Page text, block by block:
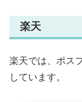
楽天
楽天では、ポス
しています。